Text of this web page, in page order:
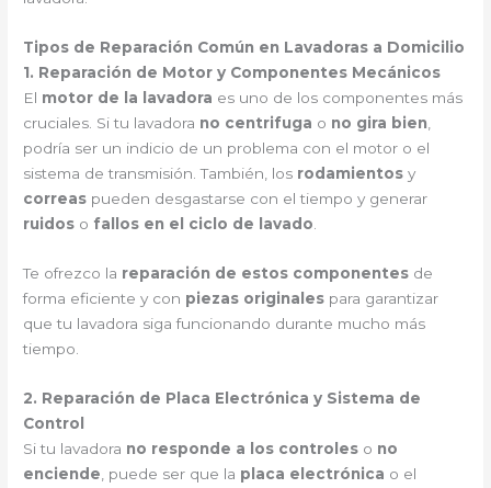
Tipos de Reparación Común en Lavadoras a Domicilio
1. Reparación de Motor y Componentes Mecánicos
El motor de la lavadora es uno de los componentes más
cruciales. Si tu lavadora no centrifuga o no gira bien
podría ser un indicio de un problema con el motor o el
sistema de transmisión. También, los rodamientos y
correas pueden desgastarse con el tiempo y generar
ruidos o fallos en el ciclo de lavado
Te ofrezco la reparación de estos componentes de
forma eficiente y con piezas originales para garantizar
que tu lavadora siga funcionando durante mucho más
tiempo.
2. Reparación de Placa Electrónica y Sistema de
Control
Si tu lavadora no responde a los controles o no
enciende , puede ser que la placa electrónica o el